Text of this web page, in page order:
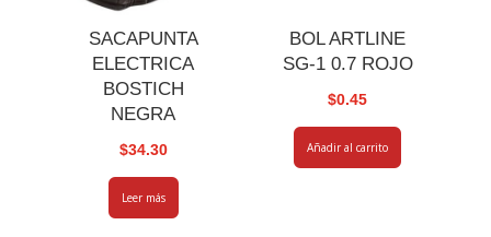
SACAPUNTA
ELECTRICA
BOSTICH
NEGRA
$34.30
Leer más
BOL ARTLINE
SG-1 0.7 ROJO
$0.45
Añadir al carrito